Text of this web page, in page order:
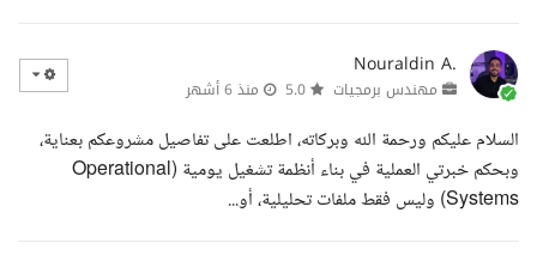
Nouraldin A.
مهندس برمجيات منذ 6 أشهر
السلام عليكم ورحمة الله وبركاته، اطلعت على تفاصيل مشروعكم بعناية،
وبحكم خبرتي العملية في بناء أنظمة تشغيل يومية (Operational
Systems) وليس فقط ملفات تحليلية، أو...